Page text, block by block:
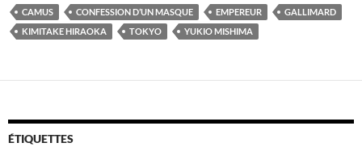
CAMUS CONFESSION D’UN MASQUE EMPEREUR
GALLIMARD
KIMITAKE HIRAOKA
TOKYO YUKIO MISHIMA
ÉTIQUETTES